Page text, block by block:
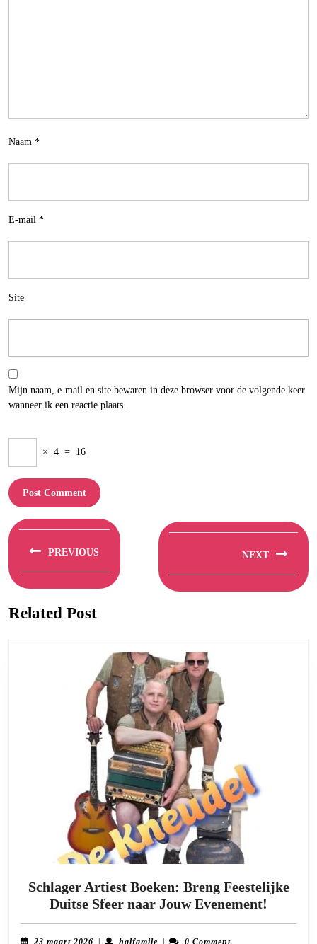
Naam *
E-mail *
Site
Mijn naam, e-mail en site bewaren in deze browser voor de volgende keer
wanneer ik een reactie plaats.
× 4 = 16
Berichtnavigatie
PREVIOUS
post:
NEXT
post:
Related Post
Schlager Artiest Boeken: Breng Feestelijke
Duitse Sfeer naar Jouw Evenement!
Artiest
23 maart 2026 23| halfamilehalfamile
| 0 Comment